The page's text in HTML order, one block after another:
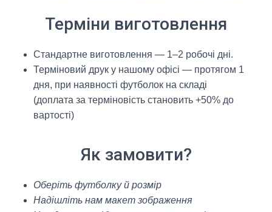
Терміни виготовлення
Стандартне виготовлення — 1–2 робочі дні.
Терміновий друк у нашому офісі — протягом 1
дня, при наявності футболок на складі
(доплата за терміновість становить +50% до
вартості)
Як замовити?
Оберіть футболку й розмір
Надішліть нам макет зображення